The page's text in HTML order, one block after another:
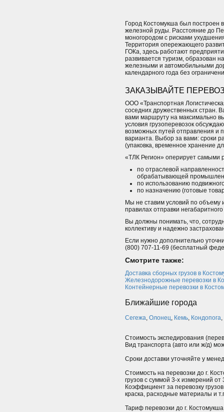
Город Костомукша был построен
железной руды. Расстояние до
моногородом с рисками
Территория опережающего
ГОКа, здесь работают
развивается туризм, образован
железными и автомобильными
календарного года без
ЗАКАЗЫВАЙТЕ
ООО «Транспортная
соседних дружественных стран.
вами маршруту на максимально
условия грузоперевозок
возможных путей отправления и
варианта. Выбор за вами: сроки
(упаковка, временное хранение
«ТЛК Регион» оперирует самыми
по отраслевой
обрабатывающей
по использованию
по назначению (готовые
Мы не ставим условий по объему
правилах отправки
Вы должны понимать, что,
коллективу и надежно
Если нужно дополнительно
(800) 707-11-69 (бесплатный
Смотрите также:
Доставка сборных грузов в
Железнодорожные перевозки в
Контейнерные перевозки в
Ближайшие города
Сегежа, Олонец, Кемь, Кондопога,
Стоимость экспедирования
Вид транспорта (авто или ж/д)
Сроки доставки уточняйте у
Стоимость на перевозки до г.
грузов с суммой 3-х измерений
Коэффициент за перевозку
краска, расходные материалы и
Тариф перевозки до г.